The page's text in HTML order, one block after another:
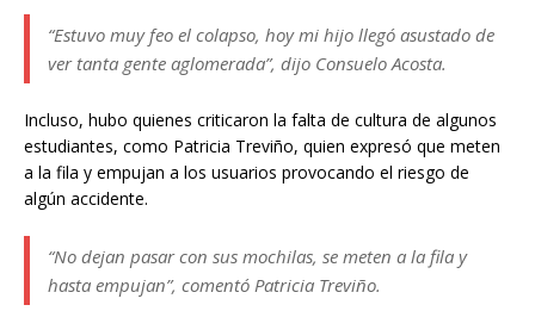
“Estuvo muy feo el colapso, hoy mi hijo llegó asustado de
ver tanta gente aglomerada”, dijo Consuelo Acosta.
Incluso, hubo quienes criticaron la falta de cultura de algunos
estudiantes, como Patricia Treviño, quien expresó que meten
a la fila y empujan a los usuarios provocando el riesgo de
algún accidente.
“No dejan pasar con sus mochilas, se meten a la fila y
hasta empujan”, comentó Patricia Treviño.